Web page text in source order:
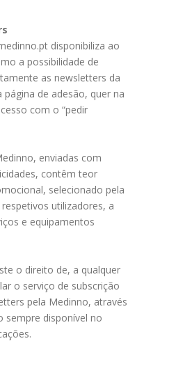
disponibiliza ao
a possibilidade de
as newsletters da
página de adesão, quer na
com o “pedir
enviadas com
contêm teor
selecionado pela
utilizadores, a
e equipamentos
o direito de, a qualquer
o serviço de subscrição
pela Medinno, através
sempre disponível no